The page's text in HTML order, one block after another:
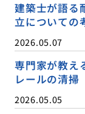
建築士が語る
立についての
2026.05.07
専門家が教え
レールの清掃
2026.05.05